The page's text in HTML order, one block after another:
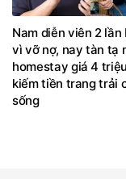
Nam diễn viên 2 lần
vì vỡ nợ, nay tàn tạ
homestay giá 4
kiếm tiền trang trải
sống